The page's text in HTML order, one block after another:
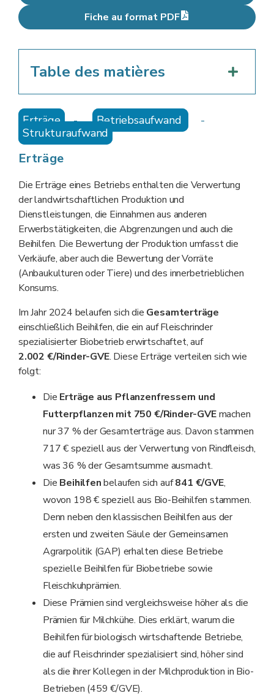
Fiche au format PDF
Table des matières
Erträge - Betriebsaufwand
-
Strukturaufwand
Erträge
Die Erträge eines Betriebs enthalten die Verwertung
der landwirtschaftlichen Produktion und
Dienstleistungen, die Einnahmen aus anderen
Erwerbstätigkeiten, die Abgrenzungen und auch die
Beihilfen. Die Bewertung der Produktion umfasst die
Verkäufe, aber auch die Bewertung der Vorräte
(Anbaukulturen oder Tiere) und des innerbetrieblichen
Konsums.
Im Jahr 2024 belaufen sich die Gesamterträge
einschließlich Beihilfen, die ein auf Fleischrinder
spezialisierter Biobetrieb erwirtschaftet, auf
2.002 €/Rinder-GVE. Diese Erträge verteilen sich wie
folgt:
Die Erträge aus Pflanzenfressern und
Futterpflanzen mit 750 €/Rinder-GVEmachen
nur 37 % der Gesamterträge aus. Davon stammen
717 € speziell aus der Verwertung von Rindfleisch,
was 36 % der Gesamtsumme ausmacht.
Die Beihilfenbelaufen sich auf841 €/GVE,
wovon 198 € speziell aus Bio-Beihilfen stammen.
Denn neben den klassischen Beihilfen aus der
ersten und zweiten Säule der Gemeinsamen
Agrarpolitik (GAP) erhalten diese Betriebe
spezielle Beihilfen für Biobetriebe sowie
Fleischkuhprämien.
Diese Prämien sind vergleichsweise höher als die
Prämien für Milchkühe. Dies erklärt, warum die
Beihilfen für biologisch wirtschaftende Betriebe,
die auf Fleischrinder spezialisiert sind, höher sind
als die ihrer Kollegen in der Milchproduktion in Bio-
Betrieben (459 €/GVE).